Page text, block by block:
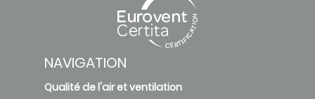
NAVIGATION
Qualité de l'air et ventilation